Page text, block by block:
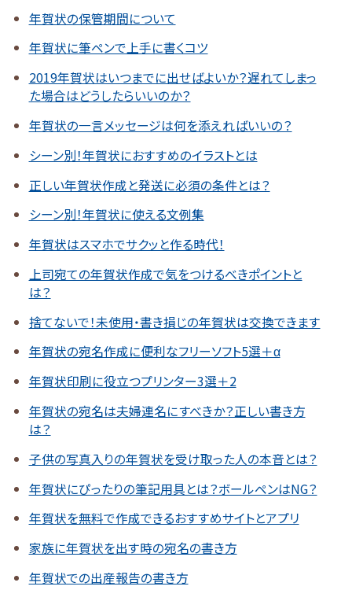
年賀状の保管期間について
年賀状に筆ペンで上手に書くコツ
2019年賀状はいつまでに出せばよいか？遅れてしまっ
た場合はどうしたらいいのか？
年賀状の一言メッセージは何を添えればいいの？
シーン別！年賀状におすすめのイラストとは
正しい年賀状作成と発送に必須の条件とは？
シーン別！年賀状に使える文例集
年賀状はスマホでサクッと作る時代！
上司宛ての年賀状作成で気をつけるべきポイントと
は？
捨てないで！未使用・書き損じの年賀状は交換できます
年賀状の宛名作成に便利なフリーソフト5選＋α
年賀状印刷に役立つプリンター3選＋2
年賀状の宛名は夫婦連名にすべきか？正しい書き方
は？
子供の写真入りの年賀状を受け取った人の本音とは？
年賀状にぴったりの筆記用具とは？ボールペンはNG？
年賀状を無料で作成できるおすすめサイトとアプリ
家族に年賀状を出す時の宛名の書き方
年賀状での出産報告の書き方